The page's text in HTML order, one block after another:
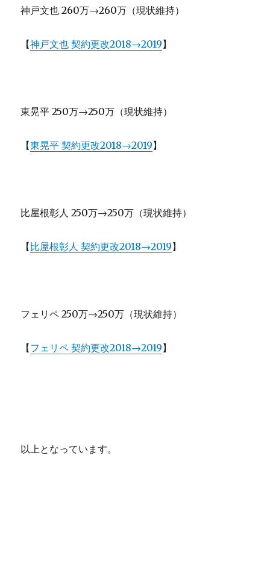
神戸文也 260万→260万（現状維持）
【神戸文也 契約更改2018→2019】
東晃平 250万→250万（現状維持）
【東晃平 契約更改2018→2019】
比屋根彰人 250万→250万（現状維持）
【 比屋根彰人 契約更改2018→2019】
フェリペ 250万→250万（現状維持）
【フェリペ 契約更改2018→2019】
以上となっています。